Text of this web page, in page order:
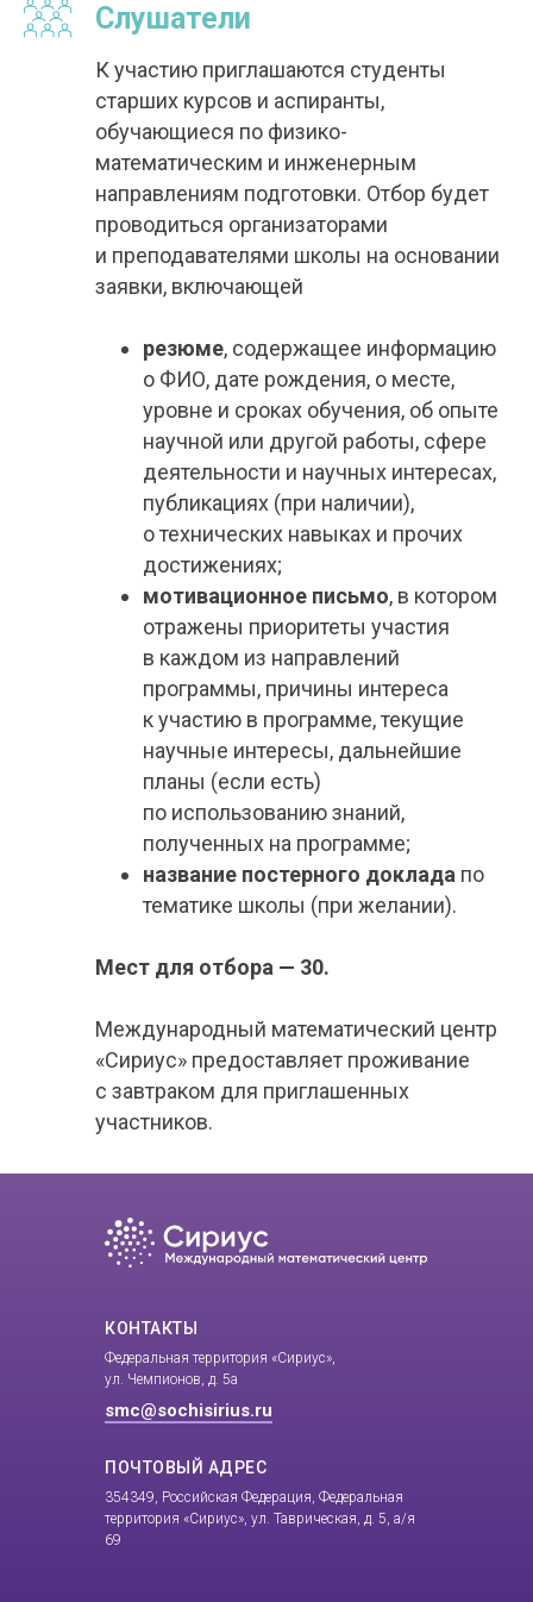
Слушатели
К участию приглашаются студенты
старших курсов и аспиранты,
обучающиеся по физико-
математическим и инженерным
направлениям подготовки. Отбор будет
проводиться организаторами
и преподавателями школы на основании
заявки, включающей
резюме, содержащее информацию
о ФИО, дате рождения, о месте,
уровне и сроках обучения, об опыте
научной или другой работы, сфере
деятельности и научных интересах,
публикациях (при наличии),
о технических навыках и прочих
достижениях;
мотивационное письмо, в котором
отражены приоритеты участия
в каждом из направлений
программы, причины интереса
к участию в программе, текущие
научные интересы, дальнейшие
планы (если есть)
по использованию знаний,
полученных на программе;
название постерного доклада по
тематике школы (при желании).
Мест для отбора — 30.
Международный математический центр
«Сириус» предоставляет проживание
с завтраком для приглашенных
участников.
smc@sochisirius.ru
Федеральная территория «Сириус»,
ул. Чемпионов, д. 5а
КОНТАКТЫ
ПОЧТОВЫЙ АДРЕС
354349, Российская Федерация, Федеральная
территория «Сириус», ул. Таврическая, д. 5, а/я
69